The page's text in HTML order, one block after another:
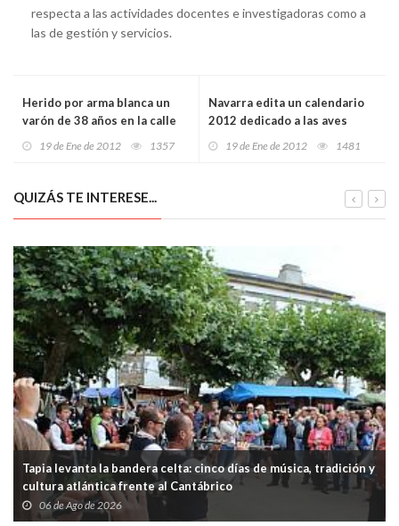
respecta a las actividades docentes e investigadoras como a
las de gestión y servicios.
Herido por arma blanca un
varón de 38 años en la calle
19 de Ene de 2012 1357
Navarra edita un calendario
2012 dedicado a las aves
19 de Ene de 2012 1481
QUIZÁS TE INTERESE...
Tapia levanta la bandera celta: cinco días de música, tradición y
cultura atlántica frente al Cantábrico
06 de Ago de 2026